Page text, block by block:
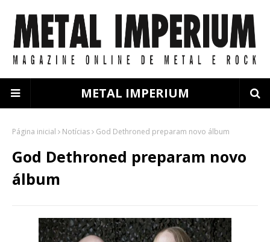
METAL IMPERIUM
Página inicial Notícias God Dethroned preparam novo álbum
God Dethroned preparam novo
álbum